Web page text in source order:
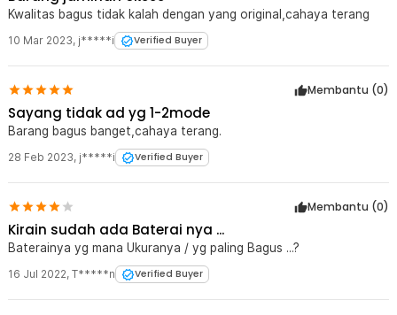
Kwalitas bagus tidak kalah dengan yang original,cahaya terang
10 Mar 2023, j*****i Verified Buyer
Membantu (0)
Sayang tidak ad yg 1-2mode
Barang bagus banget,cahaya terang.
28 Feb 2023, j*****i Verified Buyer
Membantu (0)
Kirain sudah ada Baterai nya ...
Baterainya yg mana Ukuranya / yg paling Bagus ...?
16 Jul 2022, T*****n Verified Buyer